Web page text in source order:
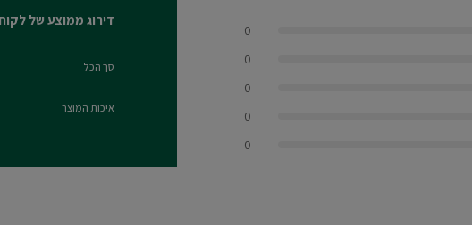
0
0
0
0
0
דירוג ממוצע של
סך הכל
0.0 out of 5 stars
איכות המוצר
0.0 out of 5 stars